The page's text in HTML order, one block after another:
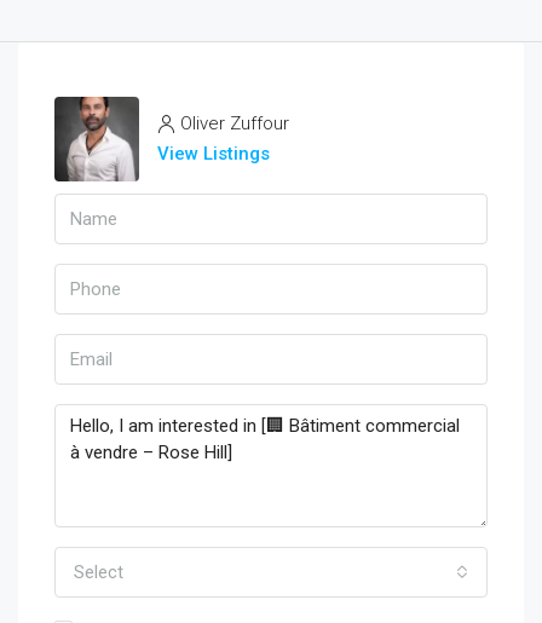
Oliver Zuffour
View Listings
Select